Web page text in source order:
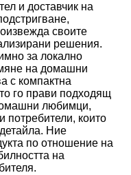
и доставчик на
своите
решения.
за локално
на домашни
с компактна
го прави подходящ
любимци,
потребители, които
Ние
по отношение на
на